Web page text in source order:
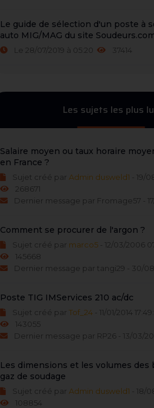
Le guide de sélection d'un poste à
auto MIG/MAG du site
Le 28/07/2019 à 05:20 37414
Les sujets les plus
Salaire moyen ou taux horaire
en France ?
Sujet créé par Admin dusweld1 - 19/
268671
Dernier message par Fromage57 - 17/
Comment se procurer de l'argon ?
Sujet créé par marco5 - 12/03/2006
145668
Dernier message par tangi29 - 30/08/
Poste TIG IMServices 210 ac/dc
Sujet créé par Tof_24 - 11/01/2014
143055
Dernier message par RP26 - 13/03/
Les dimensions et les volumes des
gaz de soudage
Sujet créé par Admin dusweld1 - 18/
108854